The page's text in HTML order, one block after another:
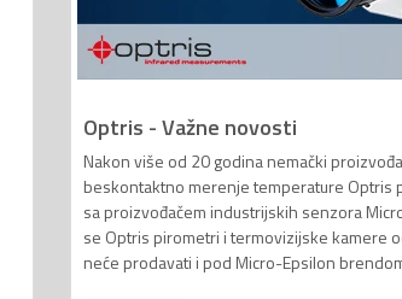
Optris - Važne novosti
Nakon više od 20 godina nemački
beskontaktno merenje temperature Optris
sa proizvođačem industrijskih senzora
se Optris pirometri i termovizijske kamere
neće prodavati i pod Micro-Epsilon